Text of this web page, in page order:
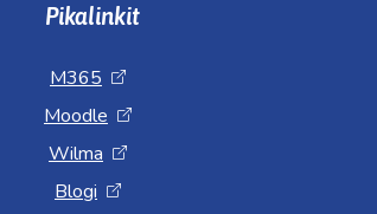
Pikalinkit
M365
Moodle
Wilma
Blogi